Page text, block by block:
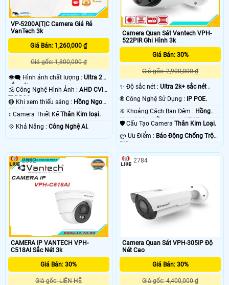
VP-5200A|T|C Camera Giá Rẻ
VanTech 3k
Giá Bán: 1,260,000 ₫
Giá gốc: 1,800,000 ₫
👁️‍🗨 Hình ảnh chất lượng : Ultra 2k+
sắc nét .
🕉️ Công Nghệ Hình Ảnh : AHD CVI
TVI BCS.
🔴 Khi xem thiếu sáng : Hồng Ngoại
40m Led Array.
↕️ Camera Thiết Kế Thân Kim loại.
️💠 Khả Năng : Công Nghệ AI.
Camera Quan Sát Vantech VPH-
522PIR Ghi Hình 3k
Giá Bán: 30%
Giá gốc: 2,900,000 ₫
✨ Độ sắc nét :Ultra 2k+ sắc nét .
®️ Công Nghệ Sử Dụng : IP POE.
❈ Khoảng Cách Ban Đêm : Hồng
Ngoại 30m Hồng Ngoại EXIR.
🛡 Cấu Tạo CameraThân Kim Loại.
️ლ Ưu Điểm : Báo Động Chống Trộm
PIR.
CAMERA IP VANTECH VPH-
C518AI Sắc Nét 3k
Giá Bán: 30%
Giá gốc: LIÊN HỆ
2332
Camera Quan Sát VPH-305IP Độ
Nét Cao
Giá Bán: 30%
Giá gốc: 4,400,000 ₫
2784